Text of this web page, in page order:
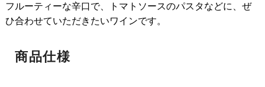
フルーティーな辛口で、トマトソースのパスタなどに、ぜ
ひ合わせていただきたいワインです。
商品仕様